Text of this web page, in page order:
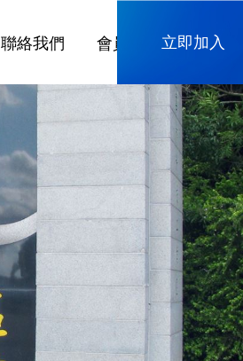
聯絡我們 會員專區 立即加入